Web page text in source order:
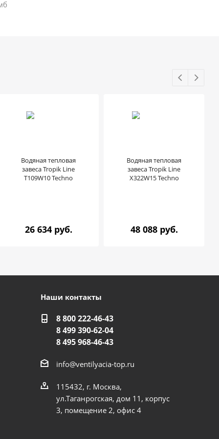
Водяная тепловая
завеса Tropik Line
T109W10 Techno
26 634 руб.
Водяная тепловая
завеса Tropik Line
X322W15 Techno
48 088 руб.
Наши контакты
8 800 222-46-43
8 499 390-62-04
8 495 968-46-43
info@ventilyacia-top.ru
115432, г. Москва,
ул.Таганрогская, дом 11, корпус
3, помещение 2, офис 4